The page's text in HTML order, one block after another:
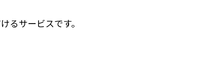
るサービスです。